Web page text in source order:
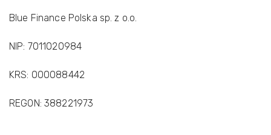
Blue Finance Polska sp. z o.o.
NIP: 7011020984
KRS: 000088442
REGON: 388221973